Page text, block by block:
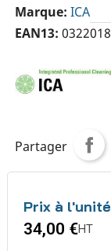
Marque ICA
EAN13 0322018
Partager
Prix à l'unité
34,00 €HT